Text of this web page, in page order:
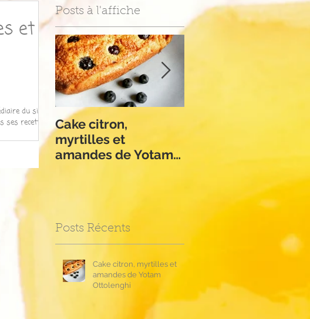
et
du site
recettes
Posts à l'affiche
Cake citron,
myrtilles et
amandes de Yotam
Apple Crumble de
Posts Récents
Cake citron, myrtilles et
amandes de Yotam
Ottolenghi